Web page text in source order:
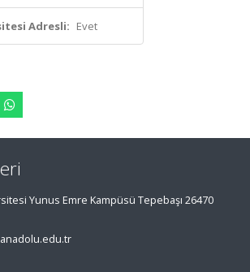
Adresli: Evet
Yunus Emre Kampüsü Tepebaşı 26470